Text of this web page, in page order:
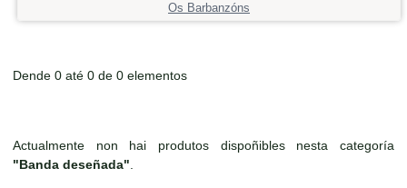
Os Barbanzóns
Dende 0 até 0 de 0 elementos
Actualmente non hai produtos dispoñibles nesta categoría
"Banda deseñada"